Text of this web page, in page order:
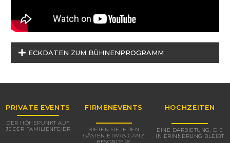
ECKDATEN ZUM BÜHNENPROGRAMM
PRIVATE EVENTS
DER HÖHEPUNKT AUF
JEDER FAMILIENFEIER
FIRMENEVENTS
BIETEN SIE IHREN
GÄSTEN ETWAS GANZ
HOCHZEITEN
EINE DARBIETUNG, DIE
IN ERINNERUNG BLEIBT